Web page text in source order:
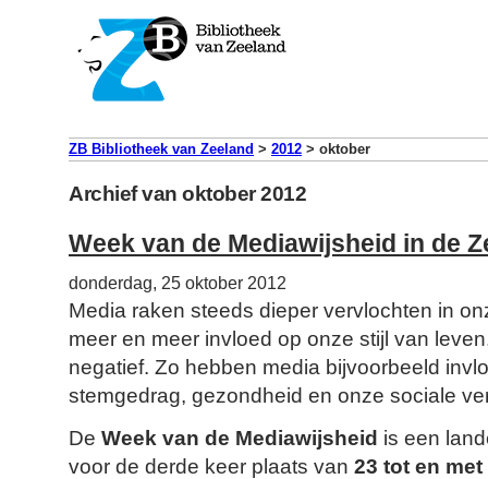
ZB Bibliotheek van Zeeland > 2012 > oktober
Archief van oktober 2012
Week van de Mediawijsheid in de
donderdag, 25 oktober 2012
Media raken steeds dieper vervlochten in
meer en meer invloed op onze stijl van
negatief. Zo hebben media bijvoorbeeld
stemgedrag, gezondheid en onze sociale
De Week van de Mediawijsheid is een
voor de derde keer plaats van 23 tot en